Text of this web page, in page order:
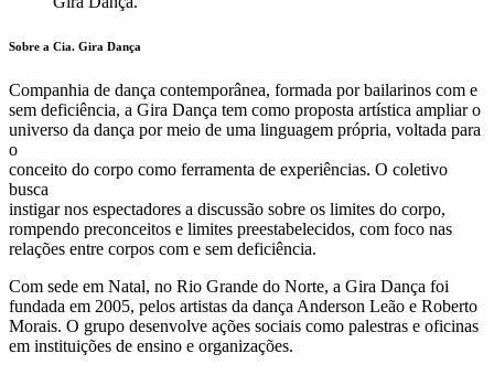
Sobre a Cia. Gira Dança
Companhia de dança contemporânea, formada por bailarinos com e
sem deficiência, a Gira Dança tem como proposta artística ampliar o
universo da dança por meio de uma linguagem própria, voltada para
o
conceito do corpo como ferramenta de experiências. O coletivo
busca
instigar nos espectadores a discussão sobre os limites do corpo,
rompendo preconceitos e limites preestabelecidos, com foco nas
relações entre corpos com e sem deficiência.
Com sede em Natal, no Rio Grande do Norte, a Gira Dança foi
fundada em 2005, pelos artistas da dança Anderson Leão e Roberto
Morais. O grupo desenvolve ações sociais como palestras e oficinas
em instituições de ensino e organizações.